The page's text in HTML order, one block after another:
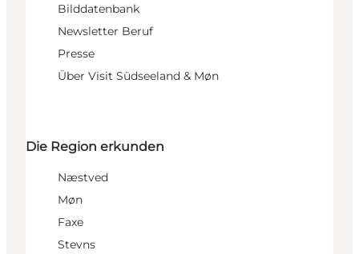
Bilddatenbank
Newsletter Beruf
Presse
Über Visit Südseeland & Møn
Die Region erkunden
Næstved
Møn
Faxe
Stevns